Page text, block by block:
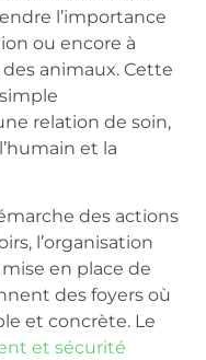
l’importance
ou encore à
animaux. Cette
relation de soin,
et la
des actions
l’organisation
en place de
des foyers où
et concrète. Le
et sécurité